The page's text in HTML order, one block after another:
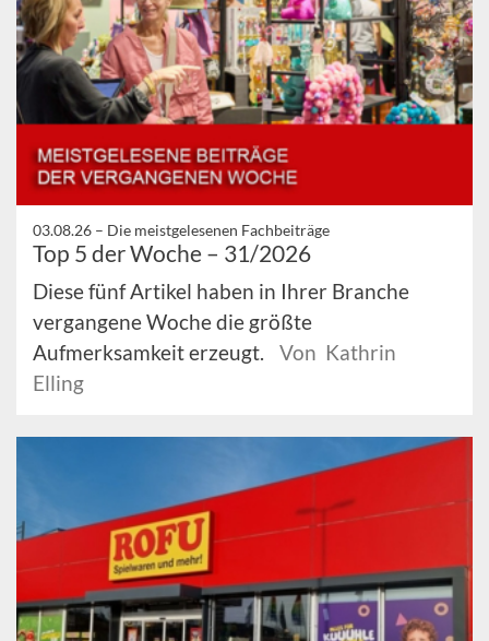
03.08.26 – Die meistgelesenen Fachbeiträge
Top 5 der Woche – 31/2026
Diese fünf Artikel haben in Ihrer Branche
vergangene Woche die größte
Aufmerksamkeit erzeugt.
Von Kathrin
Elling